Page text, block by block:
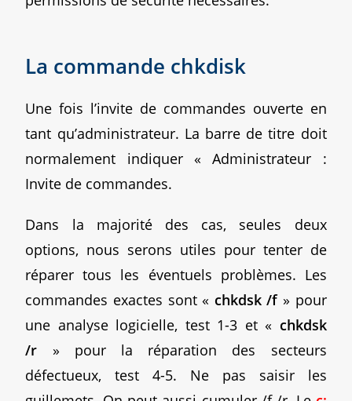
La commande chkdisk
Une fois l’invite de commandes ouverte en
tant qu’administrateur. La barre de titre doit
normalement indiquer « Administrateur :
Invite de commandes.
Dans la majorité des cas, seules deux
options, nous serons utiles pour tenter de
réparer tous les éventuels problèmes. Les
commandes exactes sont « chkdsk /f» pour
une analyse logicielle, test 1-3 et « chkdsk
/r » pour la réparation des secteurs
défectueux, test 4-5. Ne pas saisir les